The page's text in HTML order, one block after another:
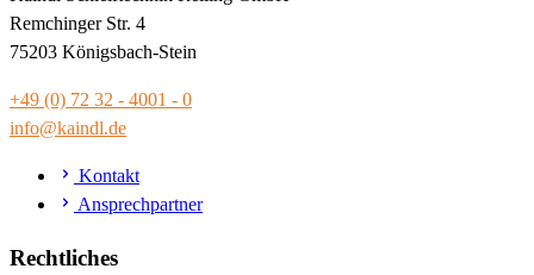
Remchinger Str. 4
75203 Königsbach-Stein
+49 (0) 72 32 - 4001 - 0
info@kaindl.de
Kontakt
Ansprechpartner
Rechtliches